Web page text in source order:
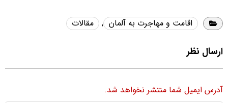
اقامت و مهاجرت به آلمان , مقالات
ارسال نظر
آدرس ایمیل شما منتشر نخواهد شد.